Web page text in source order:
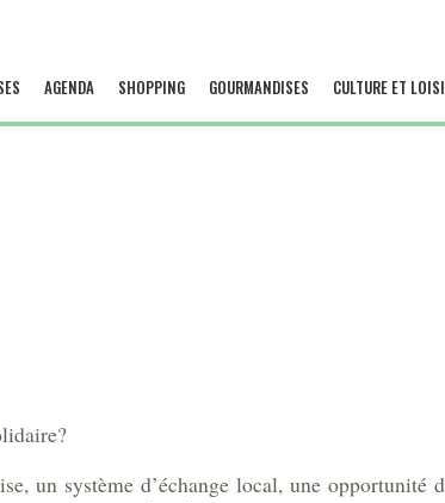
AGENDA SHOPPING GOURMANDISES CULTURE ET
un système d’échange local, une opportunité